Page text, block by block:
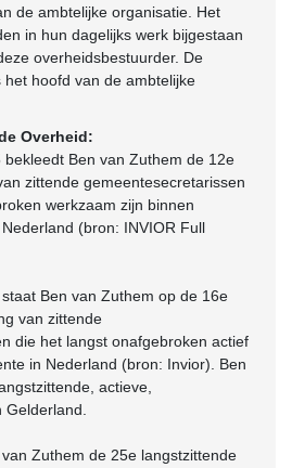
de ambtelijke organisatie. Het
in hun dagelijks werk bijgestaan
overheidsbestuurder. De
hoofd van de ambtelijke
Overheid:
Ben van Zuthem de 12e
zittende gemeentesecretarissen
werkzaam zijn binnen
(bron: INVIOR Full
Ben van Zuthem op de 16e
van zittende
die het langst onafgebroken actief
in Nederland (bron: Invior). Ben
actieve,
Zuthem de 25e langstzittende